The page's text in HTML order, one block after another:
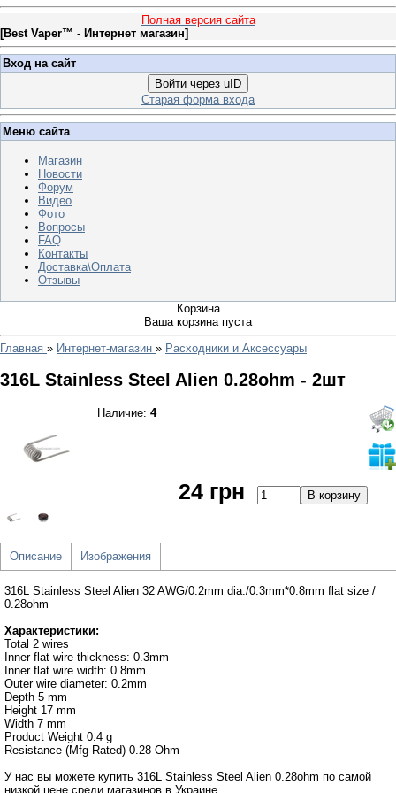
Полная версия сайта
[Best Vaper™ - Интернет магазин]
Вход на сайт
Войти через uID
Старая форма входа
Меню сайта
Магазин
Новости
Форум
Видео
Фото
Вопросы
FAQ
Контакты
Доставка\Оплата
Отзывы
Корзина
Ваша корзина пуста
Главная » Интернет-магазин » Расходники и Аксессуары
316L Stainless Steel Alien 0.28ohm - 2шт
Наличие: 4
24 грн
Описание Изображения
316L Stainless Steel Alien 32 AWG/0.2mm dia./0.3mm*0.8mm flat size /
0.28ohm
Характеристики:
Total 2 wires
Inner flat wire thickness: 0.3mm
Inner flat wire width: 0.8mm
Outer wire diameter: 0.2mm
Depth 5 mm
Height 17 mm
Width 7 mm
Product Weight 0.4 g
Resistance (Mfg Rated) 0.28 Ohm
У нас вы можете купить 316L Stainless Steel Alien 0.28ohm по самой
низкой цене среди магазинов в Украине.